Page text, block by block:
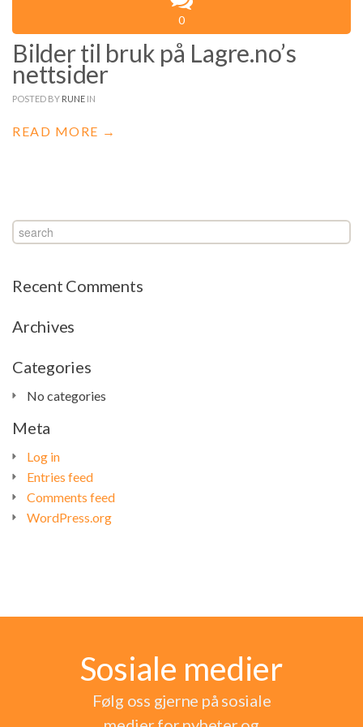
0
Bilder til bruk på Lagre.no’s
nettsider
POSTED BY RUNE IN
READ MORE →
Recent Comments
Archives
Categories
No categories
Meta
Log in
Entries feed
Comments feed
WordPress.org
Sosiale medier
Følg oss gjerne på sosiale